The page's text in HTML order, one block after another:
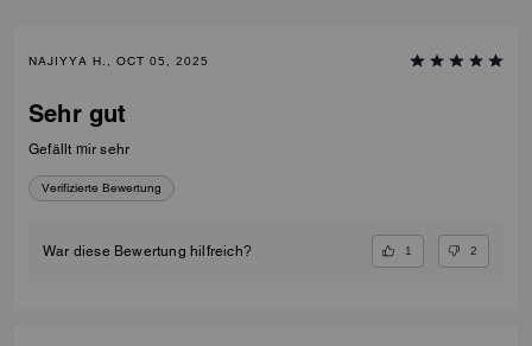
NAJIYYA H., OCT 05, 2025
Sehr gut
Gefällt mir sehr
Verifizierte Bewertung
War diese Bewertung hilfreich? 1 2